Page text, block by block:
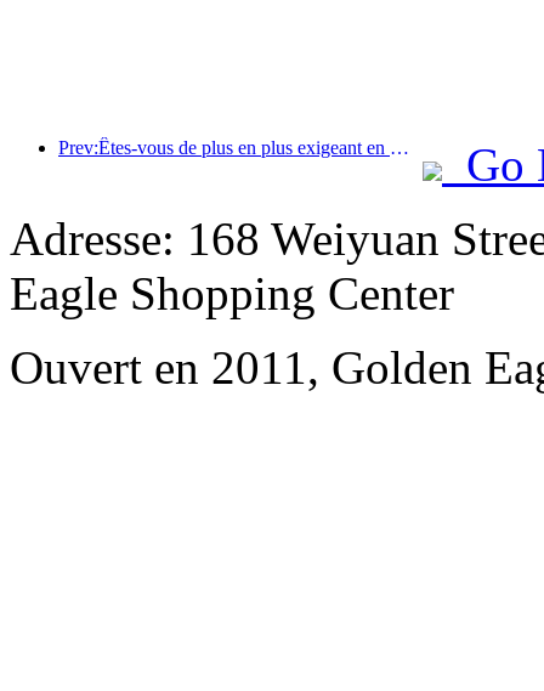
Prev:Êtes-vous de plus en plus exigeant en matière d’hôtels ? Les marques de milieu et haut de gamme « choisissent » toutes les détails
Go
Adresse: 168 Weiyuan
Eagle Shopping Center
Ouvert en 2011, Golden